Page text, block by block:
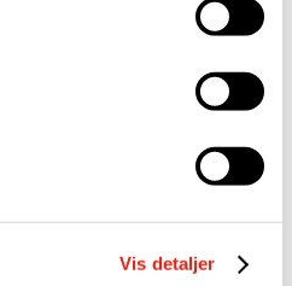
Vis detaljer